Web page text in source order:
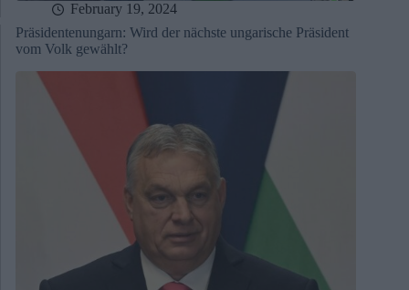
February 19, 2024
Präsidentenungarn: Wird der nächste ungarische Präsident
vom Volk gewählt?